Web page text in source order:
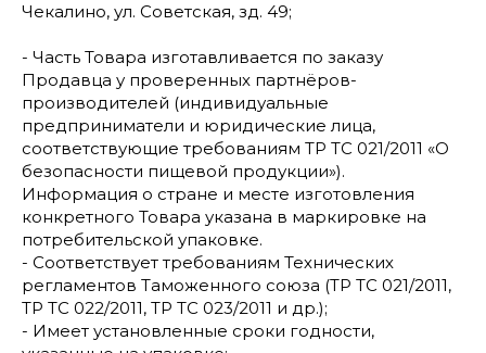
Чекалино, ул. Советская, зд. 49;
- Часть Товара изготавливается по заказу
Продавца у проверенных партнёров-
производителей (индивидуальные
предприниматели и юридические лица,
соответствующие требованиям ТР ТС 021/2011 «О
безопасности пищевой продукции»).
Информация о стране и месте изготовления
конкретного Товара указана в маркировке на
потребительской упаковке.
- Соответствует требованиям Технических
регламентов Таможенного союза (ТР ТС 021/2011,
ТР ТС 022/2011, ТР ТС 023/2011 и др.);
- Имеет установленные сроки годности,